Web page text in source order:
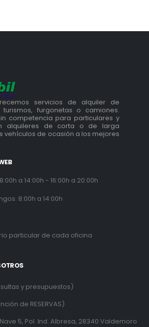
servicios de alquiler de
furgonetas o camiones.
competencia para particulares y
alquileres de corta o de larga
vehículos de ocasión a los mejores
a 14:00h - 16:00h a 20:00h
8:00h a 14:00h
particular de cada oficina
y presupuestos)
de RESERVAS)
Nave 5, Pol. Ind. Albresa, 28340 Valdemoro